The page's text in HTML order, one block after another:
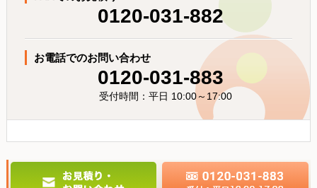
0120-031-882
お電話でのお問い合わせ
0120-031-883
受付時間：平日 10:00～17:00
パーソナルセット